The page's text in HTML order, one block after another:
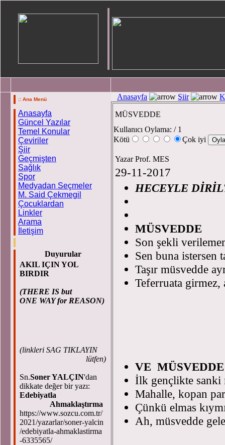
:: Ana Menü
Anasayfa
Güncel Yazılar
Temel Konular
Çeviriler
Şiir
Geçmişten
Sağlık
Spor
Medyadan Seçmeler
M. Said Çekmegil
Çocuklardan
Linkler
Arama
İletişim
Duyurular
AKIL IÇIN YOL
BIRDIR
(THERE IS but
ONE WAY for REASON)
(linkleri SAG TIKLAYIN
lütfen)
Sn.Soner YALÇIN'dan
dikkate değer bir yazı:
Edebiyatla
Ahmaklaştırma
https://www.sozcu.com.tr/
2021/yazarlar/soner-yalcin
/edebiyatla-ahmaklastirma
-6335565/
Anasayfa Şiir
MÜSVEDDE
Kullanıcı Oylama: / 1
Kötü
Çok iyi
Yazar Prof. MES
29-11-2017
HECEYLE
MÜSVEDDE
Son şekli
Sen buna istersen
Taşır müsvedde
Teferruata
VE
İlk gençlikte sanki
Mahalle, kopan
Çünkü elmas
Ah, müsvedde